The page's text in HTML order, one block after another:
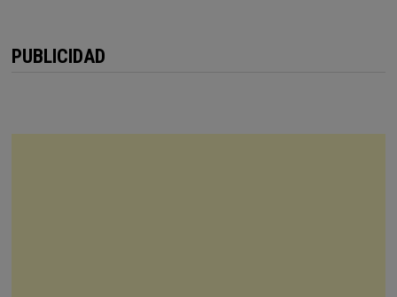
PUBLICIDAD